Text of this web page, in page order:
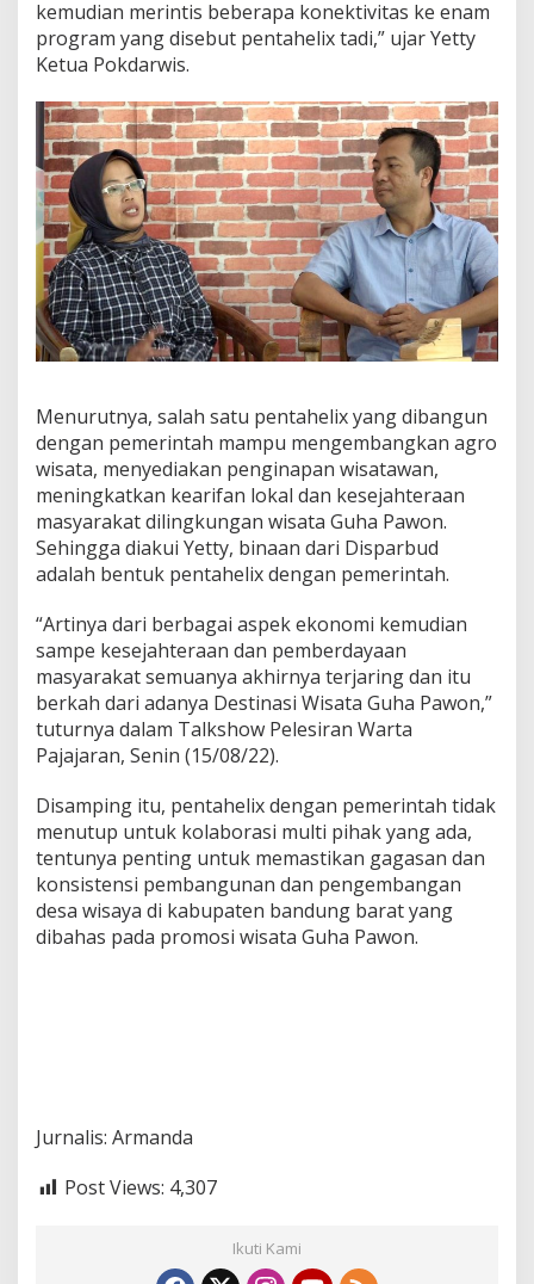
kemudian merintis beberapa konektivitas ke enam
program yang disebut pentahelix tadi,” ujar Yetty
Ketua Pokdarwis.
Menurutnya, salah satu pentahelix yang dibangun
dengan pemerintah mampu mengembangkan agro
wisata, menyediakan penginapan wisatawan,
meningkatkan kearifan lokal dan kesejahteraan
masyarakat dilingkungan wisata Guha Pawon.
Sehingga diakui Yetty, binaan dari Disparbud
adalah bentuk pentahelix dengan pemerintah.
“Artinya dari berbagai aspek ekonomi kemudian
sampe kesejahteraan dan pemberdayaan
masyarakat semuanya akhirnya terjaring dan itu
berkah dari adanya Destinasi Wisata Guha Pawon,”
tuturnya dalam Talkshow Pelesiran Warta
Pajajaran, Senin (15/08/22).
Disamping itu, pentahelix dengan pemerintah tidak
menutup untuk kolaborasi multi pihak yang ada,
tentunya penting untuk memastikan gagasan dan
konsistensi pembangunan dan pengembangan
desa wisaya di kabupaten bandung barat yang
dibahas pada promosi wisata Guha Pawon.
Jurnalis: Armanda
Post Views: 4,307
Ikuti Kami